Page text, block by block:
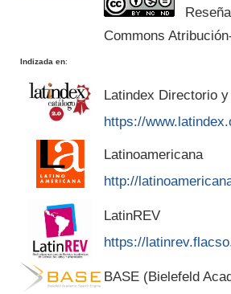
Commons
Indizada en:
Latindex Directorio
https://
Latinoamericana
http://
LatinREV
https://
BASE (Bielefeld